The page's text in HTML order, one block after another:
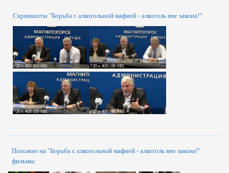
Скриншоты "Борьба с алкогольной мафией - алкоголь вне закона!":
Похожие на "Борьба с алкогольной мафией - алкоголь вне закона!"
фильмы: